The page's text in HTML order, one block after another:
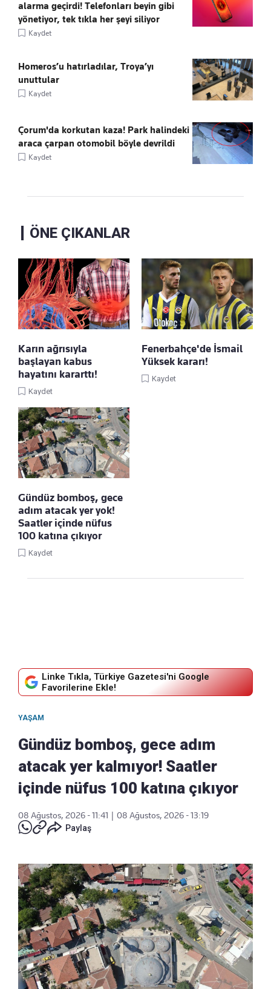
alarma geçirdi! Telefonları beyin gibi
yönetiyor, tek tıkla her şeyi siliyor
Kaydet
Homeros’u hatırladılar, Troya’yı
unuttular
Kaydet
Çorum'da korkutan kaza! Park halindeki
araca çarpan otomobil böyle devrildi
Kaydet
ÖNE ÇIKANLAR
Karın ağrısıyla
başlayan kabus
hayatını kararttı!
Kaydet
Fenerbahçe'de İsmail
Yüksek kararı!
Kaydet
Gündüz bomboş, gece
adım atacak yer yok!
Saatler içinde nüfus
100 katına çıkıyor
Kaydet
Linke Tıkla, Türkiye Gazetesi'ni Google
Favorilerine Ekle!
YAŞAM
Gündüz bomboş, gece adım
atacak yer kalmıyor! Saatler
içinde nüfus 100 katına çıkıyor
08 Ağustos, 2026 - 11:41
08 Ağustos, 2026 - 13:19
Paylaş